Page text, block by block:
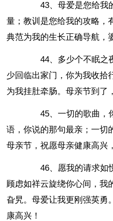
43、母爱是您给我
量；教训是您给我的攻略，
典范为我的生长正确导航，
44、多少个不眠之
少回临出家门，你为我收拾
为我挂肚牵肠。母亲节到了
45、一切的歌曲，
语，你说的那句最亲；一切
母亲节，祝愿母亲健康高兴
46、愿我的请求如
顾虑如祥云旋绕你心间，我
旮旯。母爱让我更刚强英勇
康高兴！